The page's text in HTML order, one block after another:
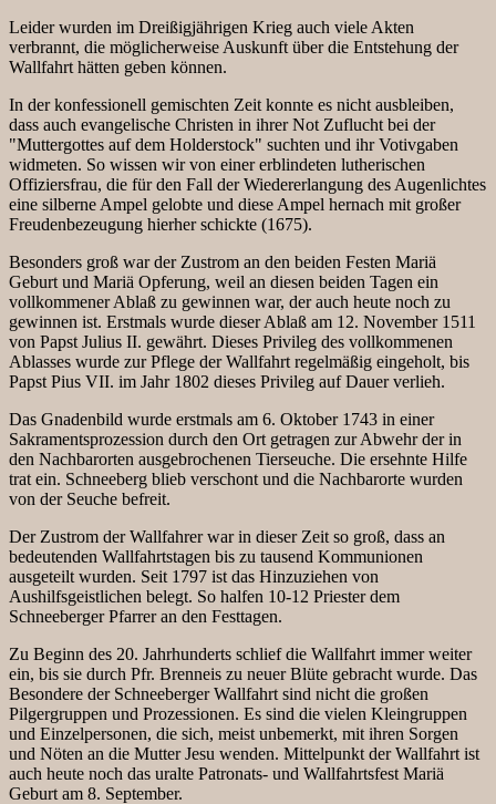
Leider wurden im Dreißigjährigen Krieg auch viele Akten
verbrannt, die möglicherweise Auskunft über die Entstehung der
Wallfahrt hätten geben können.
In der konfessionell gemischten Zeit konnte es nicht ausbleiben,
dass auch evangelische Christen in ihrer Not Zuflucht bei der
"Muttergottes auf dem Holderstock" suchten und ihr Votivgaben
widmeten. So wissen wir von einer erblindeten lutherischen
Offiziersfrau, die für den Fall der Wiedererlangung des Augenlichtes
eine silberne Ampel gelobte und diese Ampel hernach mit großer
Freudenbezeugung hierher schickte (1675).
Besonders groß war der Zustrom an den beiden Festen Mariä
Geburt und Mariä Opferung, weil an diesen beiden Tagen ein
vollkommener Ablaß zu gewinnen war, der auch heute noch zu
gewinnen ist. Erstmals wurde dieser Ablaß am 12. November 1511
von Papst Julius II. gewährt. Dieses Privileg des vollkommenen
Ablasses wurde zur Pflege der Wallfahrt regelmäßig eingeholt, bis
Papst Pius VII. im Jahr 1802 dieses Privileg auf Dauer verlieh.
Das Gnadenbild wurde erstmals am 6. Oktober 1743 in einer
Sakramentsprozession durch den Ort getragen zur Abwehr der in
den Nachbarorten ausgebrochenen Tierseuche. Die ersehnte Hilfe
trat ein. Schneeberg blieb verschont und die Nachbarorte wurden
von der Seuche befreit.
Der Zustrom der Wallfahrer war in dieser Zeit so groß, dass an
bedeutenden Wallfahrtstagen bis zu tausend Kommunionen
ausgeteilt wurden. Seit 1797 ist das Hinzuziehen von
Aushilfsgeistlichen belegt. So halfen 10-12 Priester dem
Schneeberger Pfarrer an den Festtagen.
Zu Beginn des 20. Jahrhunderts schlief die Wallfahrt immer weiter
ein, bis sie durch Pfr. Brenneis zu neuer Blüte gebracht wurde. Das
Besondere der Schneeberger Wallfahrt sind nicht die großen
Pilgergruppen und Prozessionen. Es sind die vielen Kleingruppen
und Einzelpersonen, die sich, meist unbemerkt, mit ihren Sorgen
und Nöten an die Mutter Jesu wenden. Mittelpunkt der Wallfahrt ist
auch heute noch das uralte Patronats- und Wallfahrtsfest Mariä
Geburt am 8. September.